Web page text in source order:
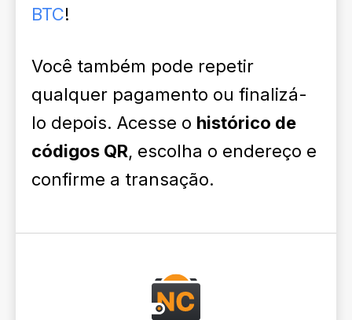
BTC!
Você também pode repetir
qualquer pagamento ou finalizá-
lo depois. Acesse o histórico de
códigos QR, escolha o endereço e
confirme a transação.